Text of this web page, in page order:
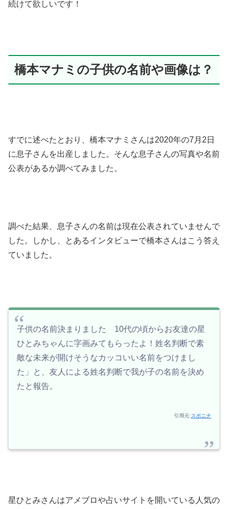
続けて欲しいです！
橋本マナミの子供の名前や画像は？
すでに述べたとおり、橋本マナミさんは2020年の7月2日
に息子さんを出産しました。そんな息子さんの写真や名前
公表があるか調べてみました。
調べた結果、息子さんの名前は現在公表されていませんで
した。しかし、とあるインタビューで橋本さんはこう答え
ていました。
子供の名前決まりました 10代の頃からお友達の星
ひとみちゃんに字画みてもらったよ！姓名判断で素
敵な未来が開けそうなカッコいい名前をつけまし
た」と、友人による姓名判断で我が子の名前を決め
たと報告。
引用元:スポニチ
星ひとみさんはアメブロや占いサイトを開いている人気の